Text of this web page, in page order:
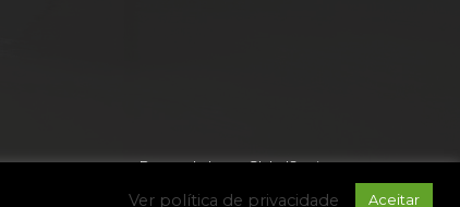
Desenvolvdo porGlobalServices
Ver política de privacidade Aceitar